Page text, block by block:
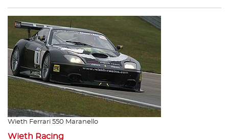
Wieth Ferrari 550 Maranello
Wieth Racing